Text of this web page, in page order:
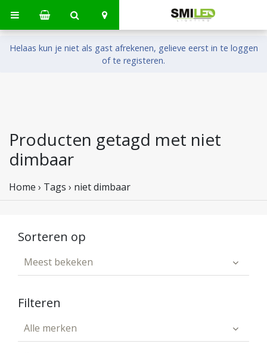
Helaas kun je niet als gast afrekenen, gelieve eerst in te loggen
of te registeren.
Producten getagd met niet
dimbaar
Home › Tags › niet dimbaar
Sorteren op
Meest bekeken
Filteren
Alle merken